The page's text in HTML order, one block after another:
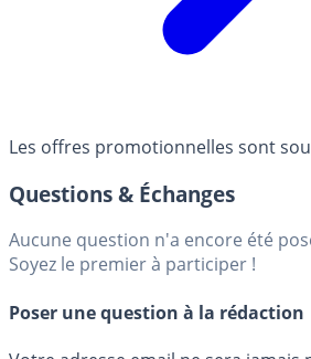
Les offres promotionnelles sont
Questions & Échanges
Aucune question n'a encore été
Soyez le premier à participer !
Poser une question à la rédaction